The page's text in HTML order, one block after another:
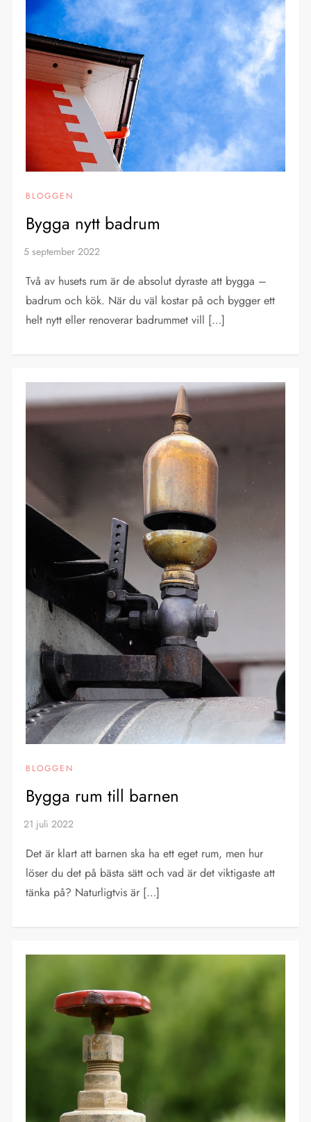
BLOGGEN
Bygga nytt badrum
Två av husets rum är de absolut dyraste att bygga –
badrum och kök. När du väl kostar på och bygger ett
helt nytt eller renoverar badrummet vill […]
BLOGGEN
Bygga rum till barnen
Det är klart att barnen ska ha ett eget rum, men hur
löser du det på bästa sätt och vad är det viktigaste att
tänka på? Naturligtvis är […]